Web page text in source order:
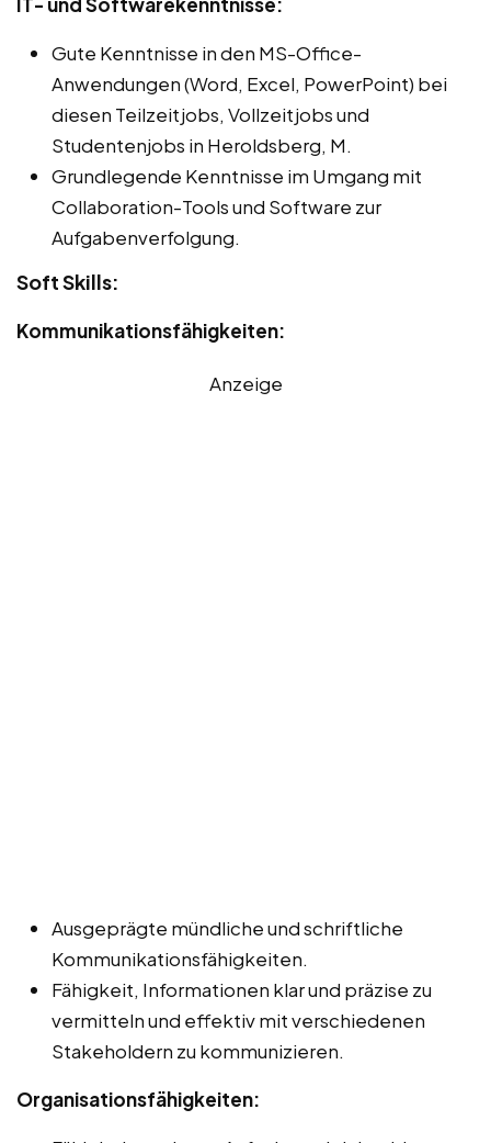
Gute Kenntnisse in den MS-Office-
Anwendungen (Word, Excel, PowerPoint) bei
diesen Teilzeitjobs, Vollzeitjobs und
Studentenjobs in Heroldsberg, M.
Grundlegende Kenntnisse im Umgang mit
Collaboration-Tools und Software zur
Aufgabenverfolgung.
Soft Skills:
Kommunikationsfähigkeiten:
Anzeige
Ausgeprägte mündliche und schriftliche
Kommunikationsfähigkeiten.
Fähigkeit, Informationen klar und präzise zu
vermitteln und effektiv mit verschiedenen
Stakeholdern zu kommunizieren.
Organisationsfähigkeiten: